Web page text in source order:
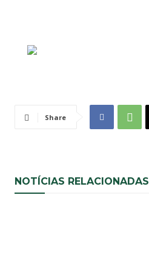
Share
NOTÍCIAS RELACIONADAS